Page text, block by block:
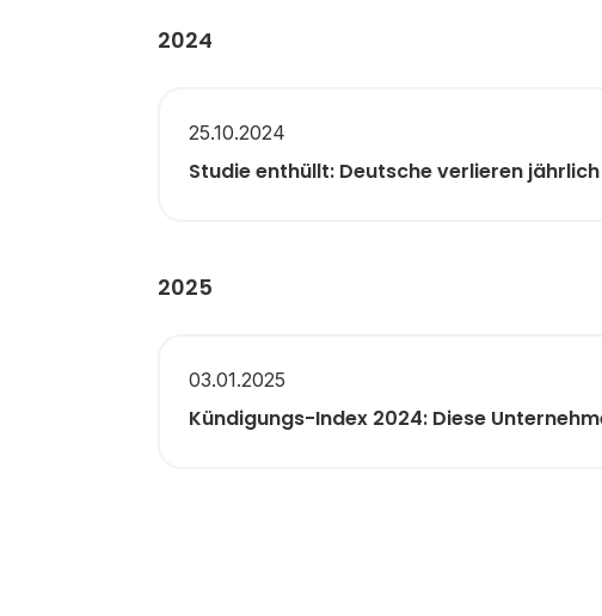
2024
25.10.2024
Studie enthüllt: Deutsche verlieren
2025
03.01.2025
Kündigungs-Index 2024: Diese